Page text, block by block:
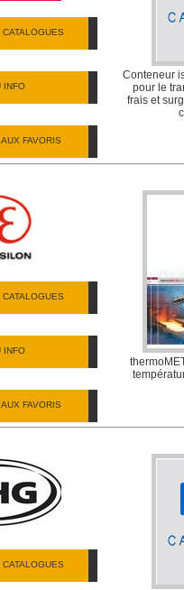
INFO
FAVORIS
Conteneur
pour le
frais et
INFO
FAVORIS